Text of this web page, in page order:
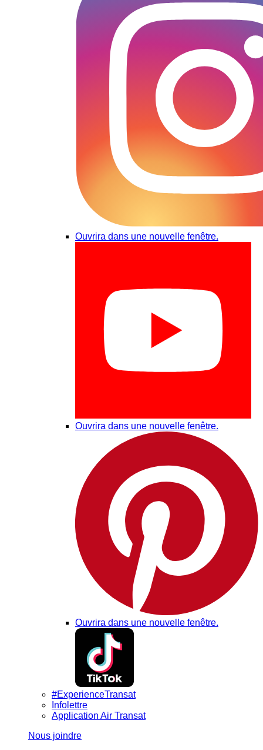
Ouvrira dans une nouvelle fenêtre.
Ouvrira dans une nouvelle fenêtre.
Ouvrira dans une nouvelle fenêtre.
#ExperienceTransat
Infolettre
Application Air Transat
Nous joindre